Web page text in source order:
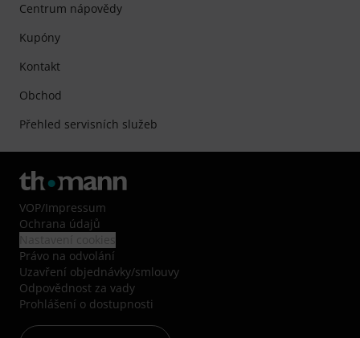
Centrum nápovědy
Kupóny
Kontakt
Obchod
Přehled servisních služeb
VOP/Impressum
Ochrana údajů
Právo na odvolání
Uzavření objednávky/smlouvy
Odpovědnost za vady
Prohlášení o dostupnosti